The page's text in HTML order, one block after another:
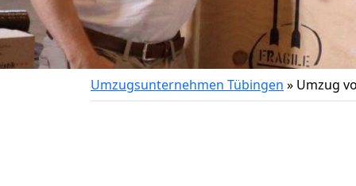
Umzugsunternehmen Tübingen » Umzug